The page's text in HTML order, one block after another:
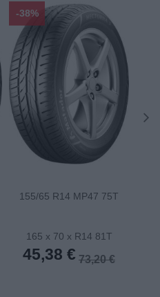
-38%
155/65 R14 MP47 75T
165 x 70 x R14 81T
45,38 € 73,20 €